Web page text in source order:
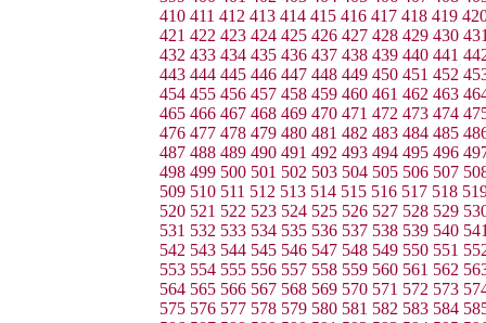
410 411 412 413 414 415 416 417 418 419
421 422 423 424 425 426 427 428 429 430
432 433 434 435 436 437 438 439 440 441
443 444 445 446 447 448 449 450 451 452
454 455 456 457 458 459 460 461 462 463
465 466 467 468 469 470 471 472 473 474
476 477 478 479 480 481 482 483 484 485
487 488 489 490 491 492 493 494 495 496
498 499 500 501 502 503 504 505 506 507
509 510 511 512 513 514 515 516 517 518
520 521 522 523 524 525 526 527 528 529
531 532 533 534 535 536 537 538 539 540
542 543 544 545 546 547 548 549 550 551
553 554 555 556 557 558 559 560 561 562
564 565 566 567 568 569 570 571 572 573
575 576 577 578 579 580 581 582 583 584